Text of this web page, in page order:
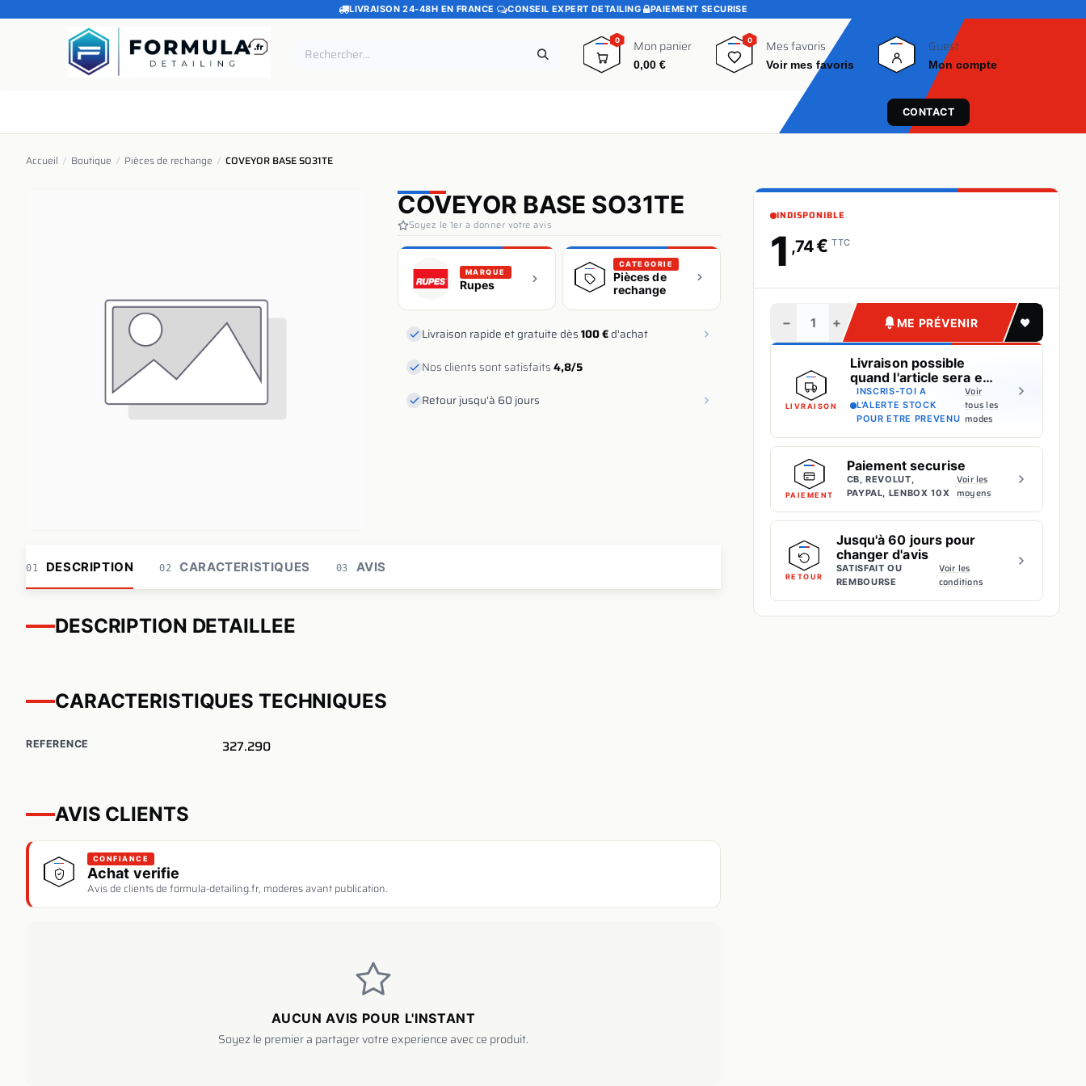
SE RENDRE AU CONTENU
LIVRAISON 24-48H EN FRANCE · CONSEIL EXPERT DETAILING· PAIEMENT SECURISE
0 Mon panier
0,00€
0
0 Mes favoris
Voir mes favoris
Guest
Mon compte
CONTACT
Accueil / Boutique / Pièces de rechange / COVEYOR BASE SO31TE
COVEYOR BASE SO31TE
Soyez le 1er a donner votre avis
MARQUE
Rupes
CATEGORIE
Pièces de
rechange
Livraison rapide et gratuite dès100 €d'achat
Nos clients sont satisfaits4,8/5
Retour jusqu'à 60 jours
01 DESCRIPTION 02 CARACTERISTIQUES 03 AVIS
DESCRIPTION DETAILLEE
CARACTERISTIQUES TECHNIQUES
REFERENCE 327.290
AVIS CLIENTS
CONFIANCE
Achat verifie
Avis de clients de formula-detailing.fr, moderes avant publication.
AUCUN AVIS POUR L'INSTANT
Soyez le premier a partager votre experience avec ce produit.
INDISPONIBLE
1 ,74€ TTC
− + ME PRÉVENIR
LIVRAISON
Livraison possible
quand l'article sera en
stock
INSCRIS-TOI A
L'ALERTE STOCK
POUR ETRE PREVENU
·
Voir
tous les
modes
PAIEMENT
Paiement securise
CB, REVOLUT,
PAYPAL, LENBOX 10X ·Voir les
moyens
RETOUR
Jusqu'à 60 jours pour
changer d'avis
SATISFAIT OU
REMBOURSE
·Voir les
conditions